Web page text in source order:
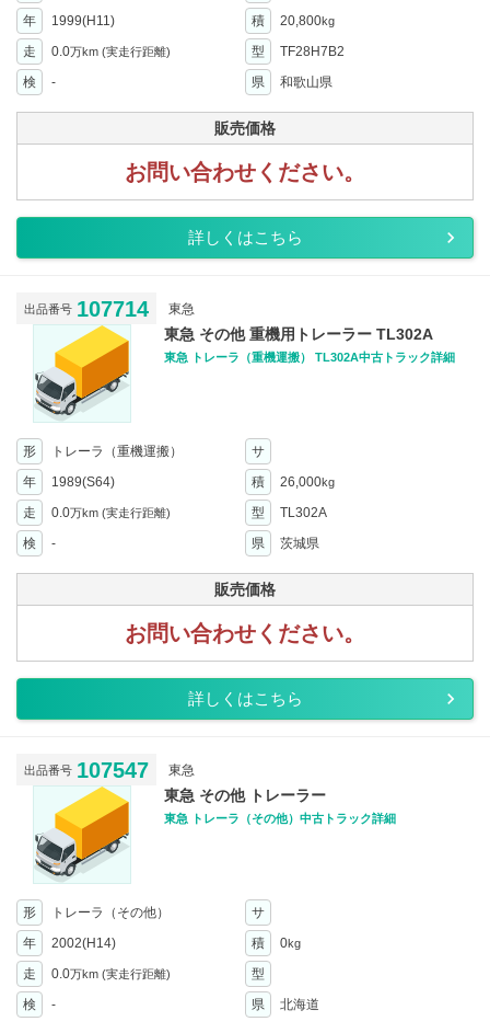
年
1999(H11) 積 20,800kg
走 0.0万km (実走行距離) 型
TF28H7B2
検
- 県 和歌山県
販売価格
お問い合わせください。
詳しくはこちら
出品番号 107714 東急
東急 その他 重機用トレーラー TL302A
東急 トレーラ（重機運搬） TL302A中古トラック詳細
形 トレーラ（重機運搬）
サ
年
1989(S64) 積 26,000kg
走 0.0万km (実走行距離) 型
TL302A
検
- 県 茨城県
販売価格
お問い合わせください。
詳しくはこちら
出品番号 107547 東急
東急 その他 トレーラー
東急 トレーラ（その他）中古トラック詳細
形 トレーラ（その他）
サ
年
2002(H14) 積 0kg
走 0.0万km (実走行距離)
型
検
- 県 北海道